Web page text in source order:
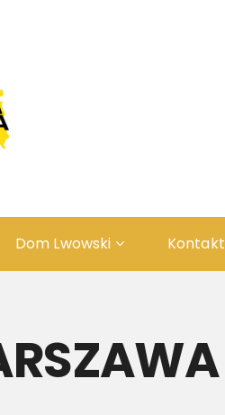
Dom Lwowski
Резервація
Kontakt